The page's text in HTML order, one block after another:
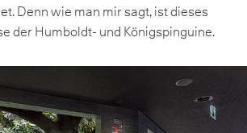
Denn wie man mir sagt, ist dieses
der Humboldt- und Königspinguine.